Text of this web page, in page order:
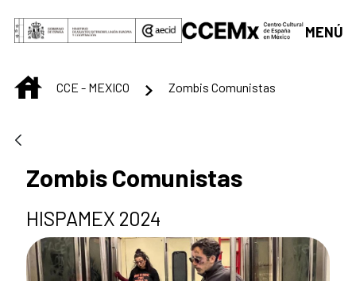
Saltar al contenido principal
MENÚ
INICIOCCE - MEXICO Zombis Comunistas
Zombis Comunistas
HISPAMEX 2024